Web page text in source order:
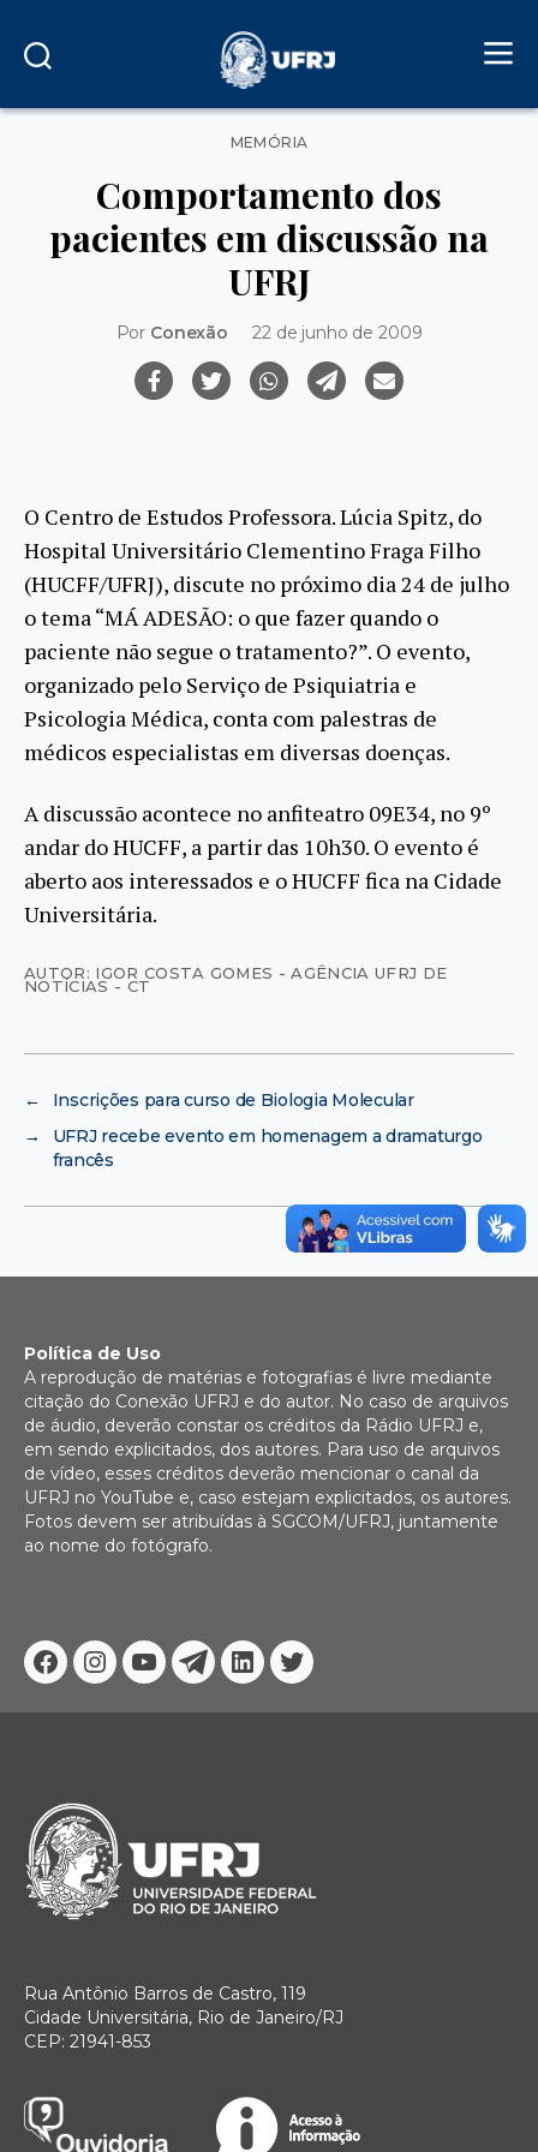
Categorias
MEMÓRIA
Comportamento dos
pacientes em discussão na
UFRJ
Por Conexão 22 de junho de 2009
O Centro de Estudos Professora. Lúcia Spitz, do
Hospital Universitário Clementino Fraga Filho
(HUCFF/UFRJ), discute no próximo dia 24 de julho
o tema “MÁ ADESÃO: o que fazer quando o
paciente não segue o tratamento?”. O evento,
organizado pelo Serviço de Psiquiatria e
Psicologia Médica, conta com palestras de
médicos especialistas em diversas doenças.
A discussão acontece no anfiteatro 09E34, no 9º
andar do HUCFF, a partir das 10h30. O evento é
aberto aos interessados e o HUCFF fica na Cidade
Universitária.
AUTOR: IGOR COSTA GOMES - AGÊNCIA UFRJ DE
NOTÍCIAS - CT
←
Inscrições para curso de Biologia Molecular
→
UFRJ recebe evento em homenagem a dramaturgo
francês
Facebook
Instagram
YoutubeTelegram
Linkedin
Twitter
Política de Uso
A reprodução de matérias e fotografias é livre mediante
citação do Conexão UFRJ e do autor. No caso de arquivos
de áudio, deverão constar os créditos da Rádio UFRJ e,
em sendo explicitados, dos autores. Para uso de arquivos
de vídeo, esses créditos deverão mencionar o canal da
UFRJ no YouTube e, caso estejam explicitados, os autores.
Fotos devem ser atribuídas à SGCOM/UFRJ, juntamente
ao nome do fotógrafo.
Rua Antônio Barros de Castro, 119
Cidade Universitária, Rio de Janeiro/RJ
CEP: 21941-853